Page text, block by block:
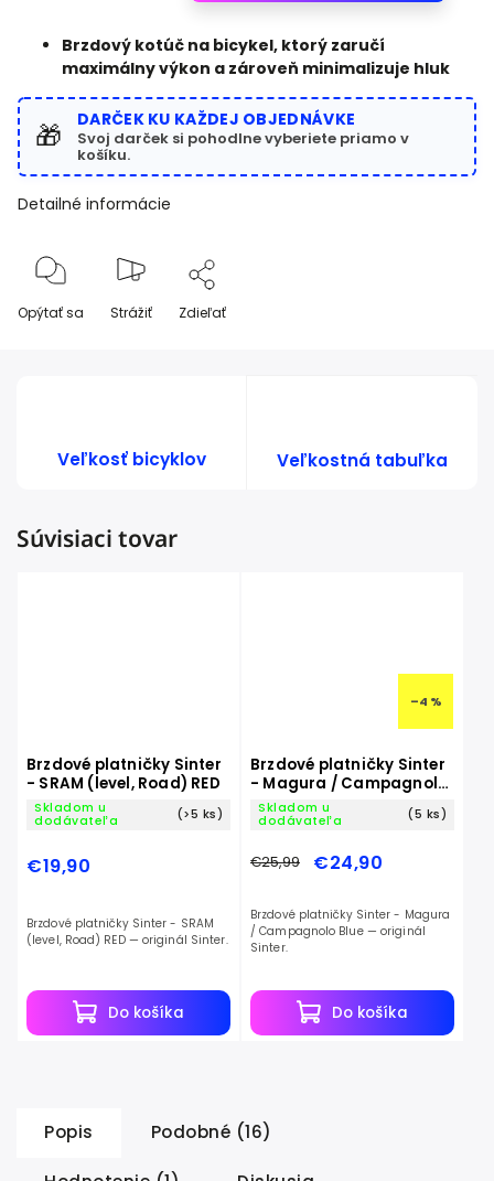
Brzdový kotúč na bicykel, ktorý zaručí
maximálny výkon a zároveň minimalizuje hluk
🎁 DARČEK KU KAŽDEJ OBJEDNÁVKE
Svoj darček si pohodlne vyberiete priamo v
košíku.
Detailné informácie
Opýtať sa Strážiť Zdieľať
Veľkosť bicyklov Veľkostná tabuľka
Súvisiaci tovar
Brzdové platničky Sinter
- SRAM (level, Road) RED
Skladom u
dodávateľa
(>5 ks)
€19,90
Do košíka
Brzdové platničky Sinter - SRAM
(level, Road) RED — originál Sinter.
–4 %
Brzdové platničky Sinter
- Magura / Campagnolo
Blue
Skladom u
dodávateľa
(5 ks)
€25,99 €24,90
Do košíka
Brzdové platničky Sinter - Magura
/ Campagnolo Blue — originál
Sinter.
Popis Podobné (16)